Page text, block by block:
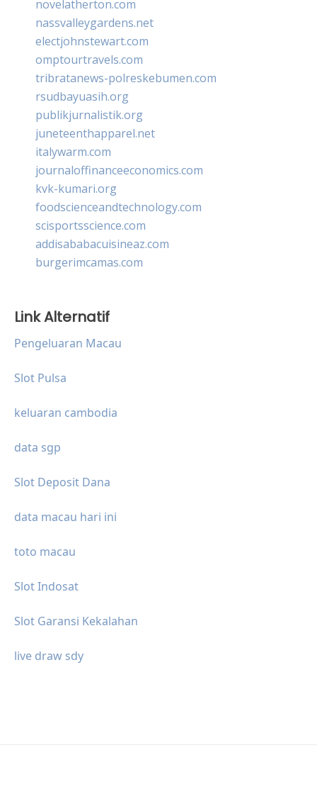
novelatherton.com
nassvalleygardens.net
electjohnstewart.com
omptourtravels.com
tribratanews-polreskebumen.com
rsudbayuasih.org
publikjurnalistik.org
juneteenthapparel.net
italywarm.com
journaloffinanceeconomics.com
kvk-kumari.org
foodscienceandtechnology.com
scisportsscience.com
addisababacuisineaz.com
burgerimcamas.com
Link Alternatif
Pengeluaran Macau
Slot Pulsa
keluaran cambodia
data sgp
Slot Deposit Dana
data macau hari ini
toto macau
Slot Indosat
Slot Garansi Kekalahan
live draw sdy